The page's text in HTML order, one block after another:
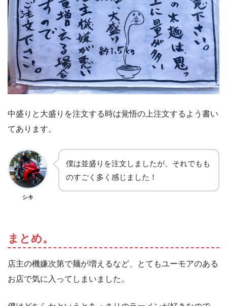
中盛りと大盛りを注文する時は覚悟の上注文するよう書い
てあります。
シキ
僕は並盛りを注文しましたが、それでもも
のすごく多く感じました！
まとめ。
店主の機嫌次第で麺が増えるなど、とてもユーモアのある
お店で気に入ってしまいました。